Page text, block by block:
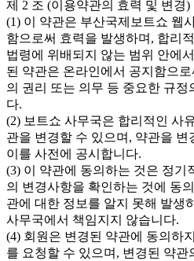
제 2 조 (이용약관의 효력 및 변경)
(1) 이 약관은 부산국제보트쇼 웹
함으로써 효력을 발생하며, 합리
법령에 위배되지 않는 범위 안에
된 약관은 온라인에서 공지함으
의 권리 또는 의무 등 중요한 규정
다.
(2) 보트쇼 사무국은 합리적인 사
관을 변경할 수 있으며, 약관을 변
이를 사전에 공시합니다.
(3) 이 약관에 동의하는 것은 정기
의 변경사항을 확인하는 것에 동
관에 대한 정보를 알지 못해 발생
사무국에서 책임지지 않습니다.
(4) 회원은 변경된 약관에 동의하
를 요청할 수 있으며, 변경된 약관